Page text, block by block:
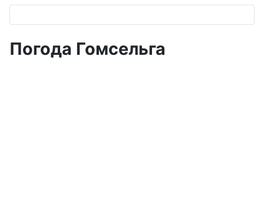
Погода Гомсельга